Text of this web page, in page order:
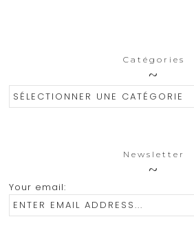
Catégories
Catégories
Newsletter
Your email: